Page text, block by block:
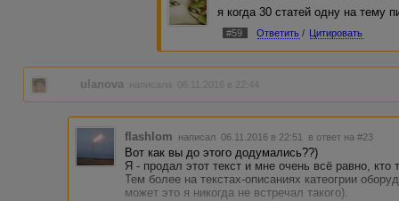
я когда 30 статей одну на тему
#59 Ответить / Цитировать
ulanova написала 06.11.2016 в 22:44
flashlom написал 06.11.2016 в 22:51 в ответ на #23
Вот как вы до этого додумались??)
Я - продал этот текст и мне очень всё равно, кто
Тем более на текстах-описаниях катеогрии
может это я никогда не встречал такого).